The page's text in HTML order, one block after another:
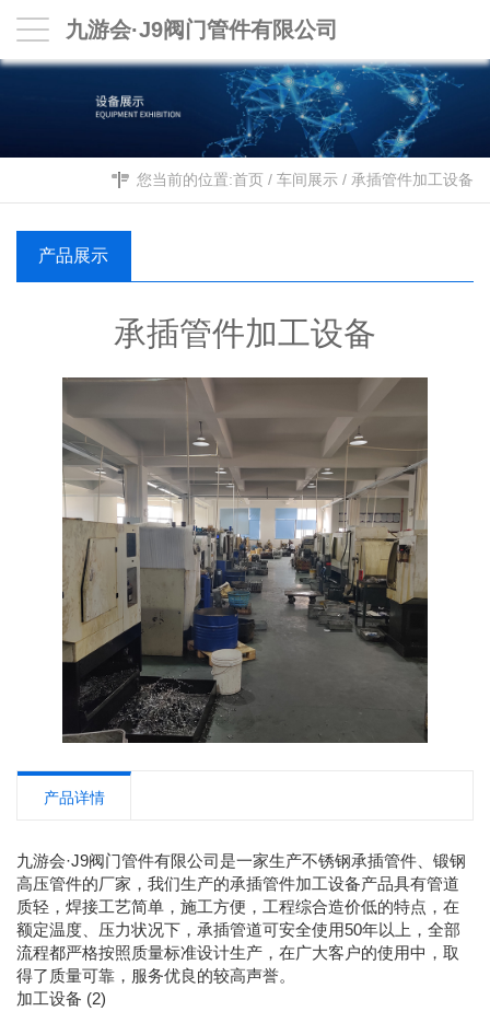
九游会·J9阀门管件有限公司
您当前的位置:首页 / 车间展示 / 承插管件加工设备
产品展示
承插管件加工设备
产品详情
九游会·J9阀门管件有限公司是一家生产不锈钢承插管件、锻钢
高压管件的厂家，我们生产的承插管件加工设备产品具有管道
质轻，焊接工艺简单，施工方便，工程综合造价低的特点，在
额定温度、压力状况下，承插管道可安全使用50年以上，全部
流程都严格按照质量标准设计生产，在广大客户的使用中，取
得了质量可靠，服务优良的较高声誉。
加工设备 (2)